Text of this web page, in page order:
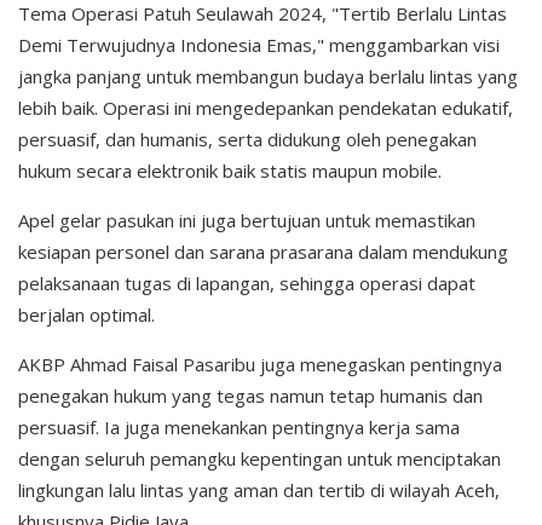
Tema Operasi Patuh Seulawah 2024, "Tertib Berlalu Lintas
Demi Terwujudnya Indonesia Emas," menggambarkan visi
jangka panjang untuk membangun budaya berlalu lintas yang
lebih baik. Operasi ini mengedepankan pendekatan edukatif,
persuasif, dan humanis, serta didukung oleh penegakan
hukum secara elektronik baik statis maupun mobile.
Apel gelar pasukan ini juga bertujuan untuk memastikan
kesiapan personel dan sarana prasarana dalam mendukung
pelaksanaan tugas di lapangan, sehingga operasi dapat
berjalan optimal.
AKBP Ahmad Faisal Pasaribu juga menegaskan pentingnya
penegakan hukum yang tegas namun tetap humanis dan
persuasif. Ia juga menekankan pentingnya kerja sama
dengan seluruh pemangku kepentingan untuk menciptakan
lingkungan lalu lintas yang aman dan tertib di wilayah Aceh,